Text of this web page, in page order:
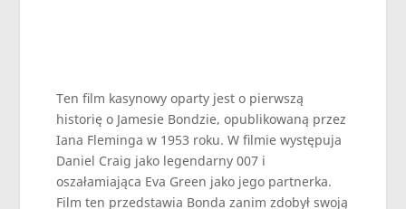
Ten film kasynowy oparty jest o pierwszą
historię o Jamesie Bondzie, opublikowaną przez
Iana Fleminga w 1953 roku. W filmie występuja
Daniel Craig jako legendarny 007 i
oszałamiająca Eva Green jako jego partnerka.
Film ten przedstawia Bonda zanim zdobył swoją